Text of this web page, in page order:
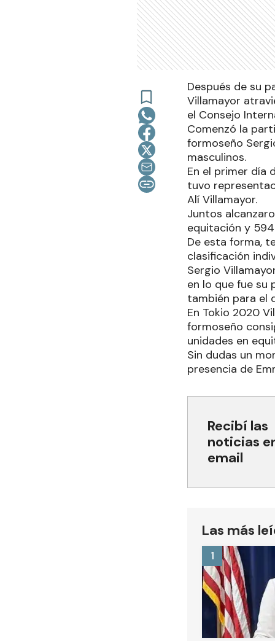
Después de su
Villamayor
el Consejo
Comenzó la
formoseño
masculinos.
En el primer día
tuvo
Alí Villamayor.
Juntos
equitación y
De esta forma,
clasificación
Sergio
en lo que fue su
también para el
En Tokio 2020
formoseño
unidades en
Sin dudas un
presencia de
Recibí las
noticias
email
Las más
1